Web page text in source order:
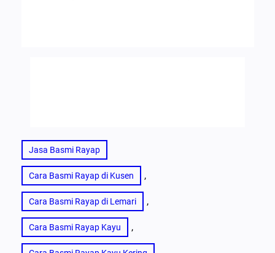
Jasa Basmi Rayap
Cara Basmi Rayap di Kusen ,
Cara Basmi Rayap di Lemari ,
Cara Basmi Rayap Kayu ,